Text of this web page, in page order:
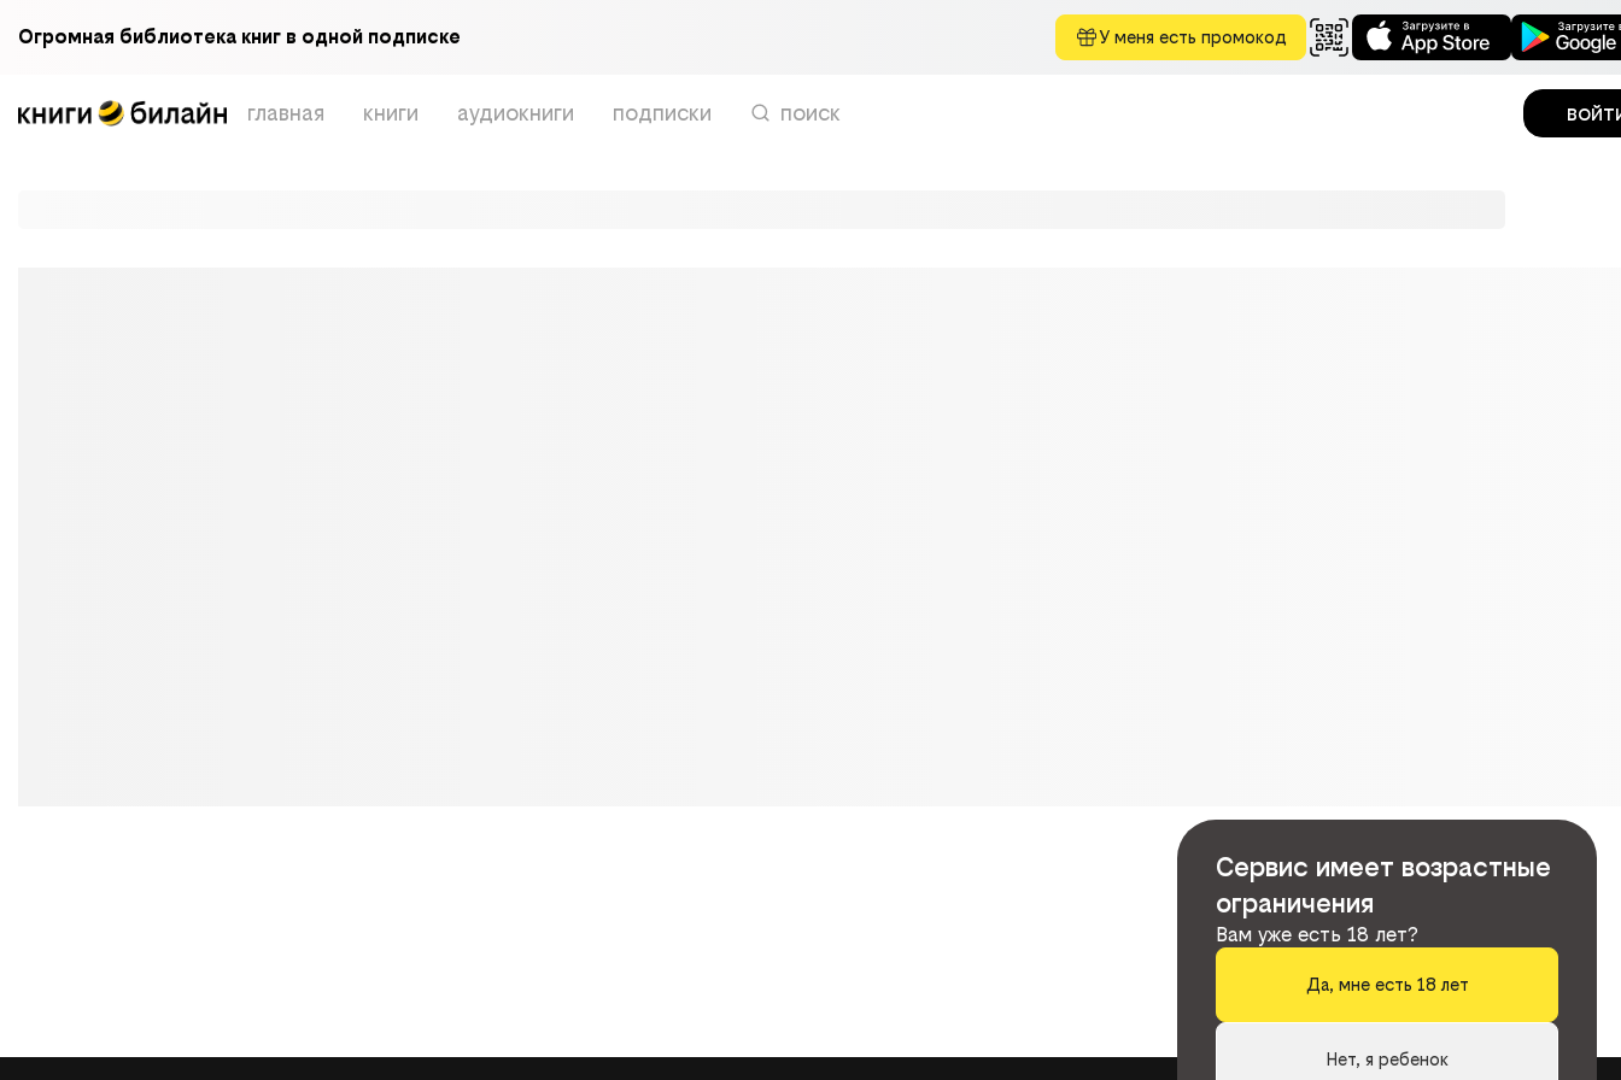
Огромная библиотека книг в одной подписке У меня есть промокод
главная книги аудиокниги подписки поиск
Сервис имеет возрастные
ограничения
Вам уже есть 18 лет?
Да, мне есть 18 лет
Нет, я ребенок